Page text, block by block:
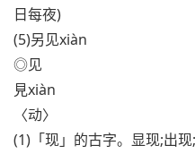
日每夜)
(5)另见xiàn
◎见
見xiàn
〈动〉
(1)「现」的古字。显现;出